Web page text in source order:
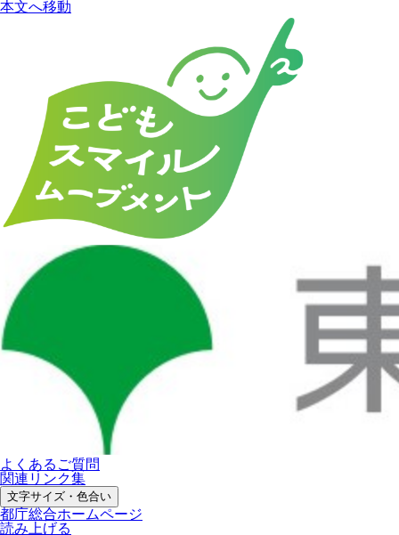
本文へ移動
よくあるご質問
関連リンク集
文字サイズ・色合い
都庁総合ホームページ
読み上げる